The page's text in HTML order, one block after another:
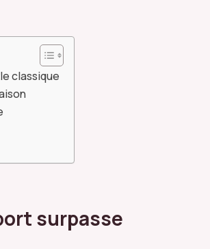
classique
surpasse